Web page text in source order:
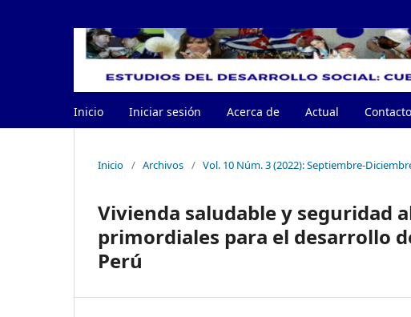
Inicio Iniciar sesión Acerca de Actual Contacto
Inicio / Archivos / Vol. 10 Núm. 3 (2022): Septiembre-
Vivienda saludable y seguridad
primordiales para el desarrollo
Perú